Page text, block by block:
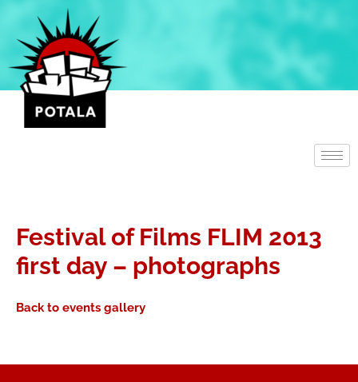
Přeskočit
obsah
Festival of Films FLIM 2013
first day – photographs
Back to events gallery